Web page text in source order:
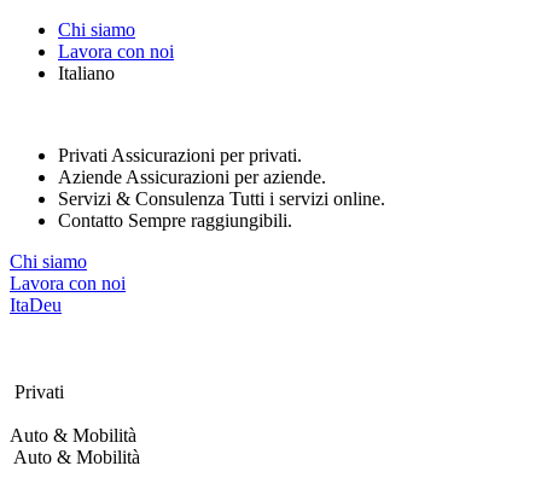
questo
Web
accessibilità.
Chi siamo
Lavora con noi
Italiano
Privati Assicurazioni per privati.
Aziende Assicurazioni per aziende.
Servizi & Consulenza Tutti i servizi online.
Contatto Sempre raggiungibili.
Chi siamo
Lavora con noi
ItaDeu
Privati
Auto & Mobilità
Auto & Mobilità